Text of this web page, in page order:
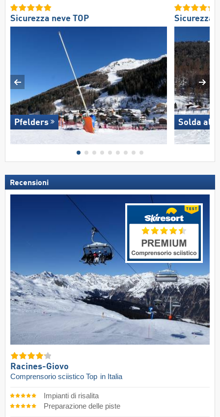
Sicurezza neve TOP
Pfelders
Sicurezza
Solda
Recensioni
Racines-Giovo
Comprensorio sciistico Top in Italia
Impianti di risalita
Preparazione delle piste